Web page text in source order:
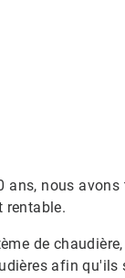
ans, nous
rentable.
de
afin qu'ils